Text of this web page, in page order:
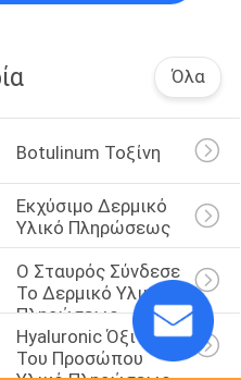
Όλα
Botulinum Τοξίνη
Εκχύσιμο Δερμικό
Υλικό Πληρώσεως
Ο Σταυρός Σύνδεσε
Το Δερμικό Υλικό
Πληρώσεως
Hyaluronic Όξινο
Του Προσώπου